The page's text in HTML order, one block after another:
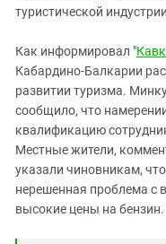
Южная Осетия
Южный Кавказ
ЮФО
туристической
Как информировал "
Кабардино-Балкарии
развитии туризма.
сообщило, что
квалификацию
Местные жители,
указали чиновникам, что
нерешенная проблема с
высокие цены на бензин.